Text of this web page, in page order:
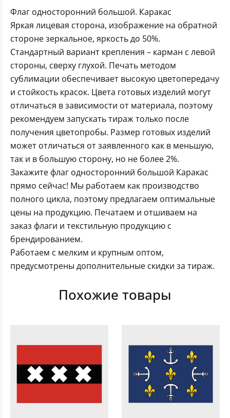
Флаг односторонний большой. Каракас
Яркая лицевая сторона, изображение на обратной
стороне зеркальное, яркость до 50%.
Стандартный вариант крепления – карман с левой
стороны, сверху глухой. Печать методом
сублимации обеспечивает высокую цветопередачу
и стойкость красок. Цвета готовых изделий могут
отличаться в зависимости от материала, поэтому
рекомендуем запускать тираж только после
получения цветопробы. Размер готовых изделий
может отличаться от заявленного как в меньшую,
так и в большую сторону, но не более 2%.
Закажите флаг односторонний большой Каракас
прямо сейчас! Мы работаем как производство
полного цикла, поэтому предлагаем оптимальные
цены на продукцию. Печатаем и отшиваем на
заказ флаги и текстильную продукцию с
брендированием.
Работаем с мелким и крупным оптом,
предусмотрены дополнительные скидки за тираж.
Похожие товары